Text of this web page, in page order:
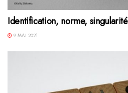
Identification, norme, singularité
9 MAI 2021